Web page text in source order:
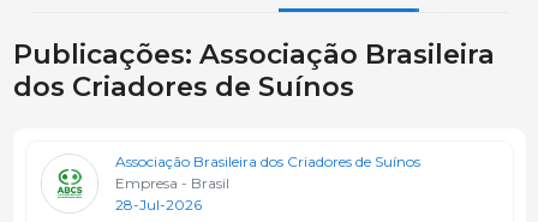
Publicações: Associação Brasileira
dos Criadores de Suínos
Associação Brasileira dos Criadores de Suínos
Empresa - Brasil
28-Jul-2026